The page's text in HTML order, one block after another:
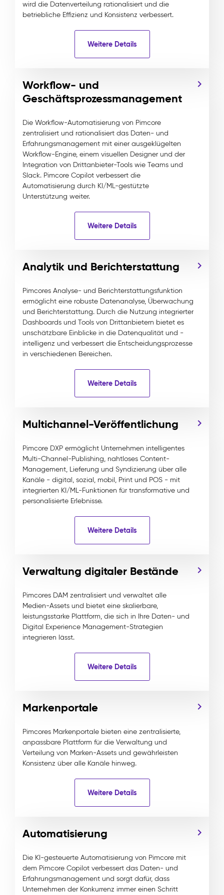
wird die Datenverteilung rationalisiert und die
betriebliche Effizienz und Konsistenz verbessert.
Weitere Details
Workflow- und
Geschäftsprozessmanagement
Die Workflow-Automatisierung von Pimcore
zentralisiert und rationalisiert das Daten- und
Erfahrungsmanagement mit einer ausgeklügelten
Workflow-Engine, einem visuellen Designer und der
Integration von Drittanbieter-Tools wie Teams und
Slack. Pimcore Copilot verbessert die
Automatisierung durch KI/ML-gestützte
Unterstützung weiter.
Weitere Details
Analytik und Berichterstattung
Pimcores Analyse- und Berichterstattungsfunktion
ermöglicht eine robuste Datenanalyse, Überwachung
und Berichterstattung. Durch die Nutzung integrierter
Dashboards und Tools von Drittanbietern bietet es
unschätzbare Einblicke in die Datenqualität und -
intelligenz und verbessert die Entscheidungsprozesse
in verschiedenen Bereichen.
Weitere Details
Multichannel-Veröffentlichung
Pimcore DXP ermöglicht Unternehmen intelligentes
Multi-Channel-Publishing, nahtloses Content-
Management, Lieferung und Syndizierung über alle
Kanäle - digital, sozial, mobil, Print und POS - mit
integrierten KI/ML-Funktionen für transformative und
personalisierte Erlebnisse.
Weitere Details
Verwaltung digitaler Bestände
Pimcores DAM zentralisiert und verwaltet alle
Medien-Assets und bietet eine skalierbare,
leistungsstarke Plattform, die sich in Ihre Daten- und
Digital Experience Management-Strategien
integrieren lässt.
Weitere Details
Markenportale
Pimcores Markenportale bieten eine zentralisierte,
anpassbare Plattform für die Verwaltung und
Verteilung von Marken-Assets und gewährleisten
Konsistenz über alle Kanäle hinweg.
Weitere Details
Automatisierung
Die KI-gesteuerte Automatisierung von Pimcore mit
dem Pimcore Copilot verbessert das Daten- und
Erfahrungsmanagement und sorgt dafür, dass
Unternehmen der Konkurrenz immer einen Schritt